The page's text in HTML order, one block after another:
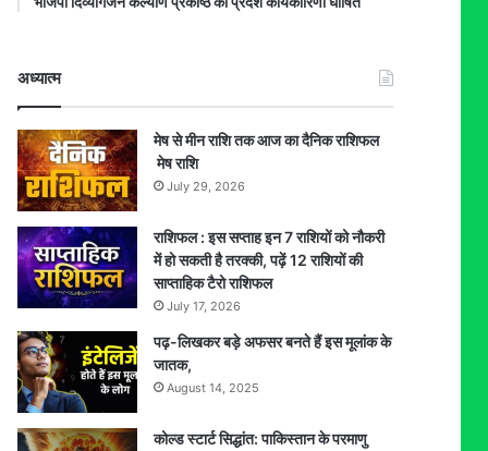
अध्यात्म
मेष से मीन राशि तक आज का दैनिक राशिफल
मेष राशि
July 29, 2026
राशिफल : इस सप्ताह इन 7 राशियों को नौकरी
में हो सकती है तरक्की, पढ़ें 12 राशियों की
साप्ताहिक टैरो राशिफल
July 17, 2026
पढ़-लिखकर बड़े अफसर बनते हैं इस मूलांक के
जातक,
August 14, 2025
कोल्ड स्टार्ट सिद्धांत: पाकिस्तान के परमाणु